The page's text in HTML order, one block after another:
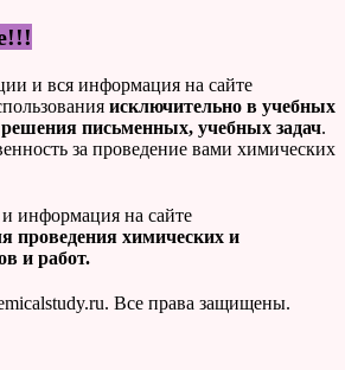
и вся информация на сайте
исключительно в учебных
письменных, учебных задач.
за проведение вами химических
информация на сайте
проведения химических и
и работ.
Все права защищены.